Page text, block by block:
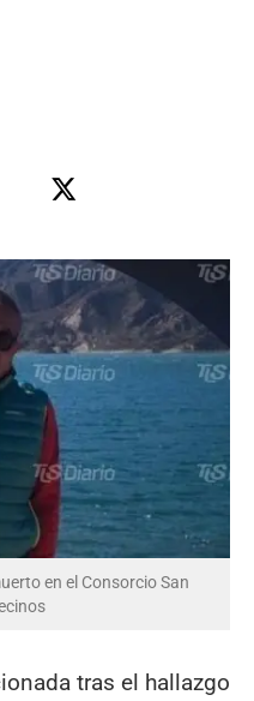
en el Consorcio San
tras el hallazgo